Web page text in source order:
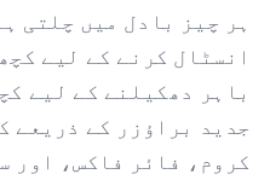
ہر چیز بادل میں چلتی
انسٹال کرنے کے لیے
باہر دھکیلنے کے لیے
جدید براؤزر کے ذریعے
کروم، فائر فاکس، اور